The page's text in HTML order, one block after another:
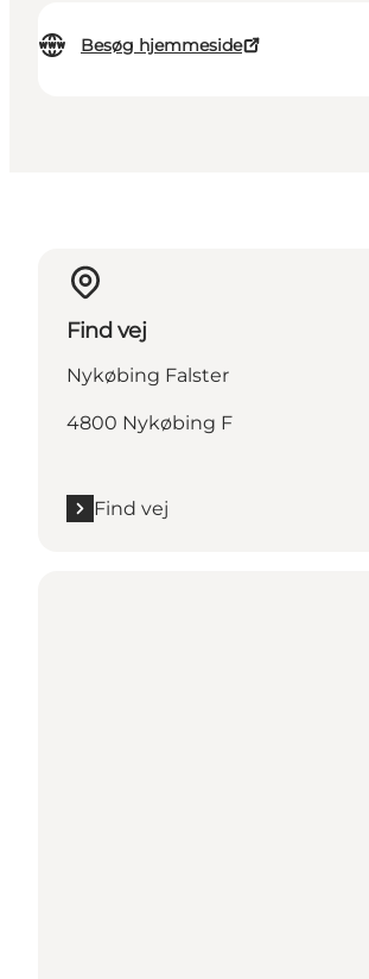
Besøg hjemmeside
Find vej
Nykøbing Falster
4800 Nykøbing F
Find vej